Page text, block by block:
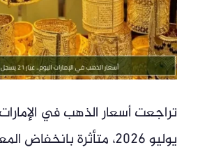
يوليو 2026، متأثرة